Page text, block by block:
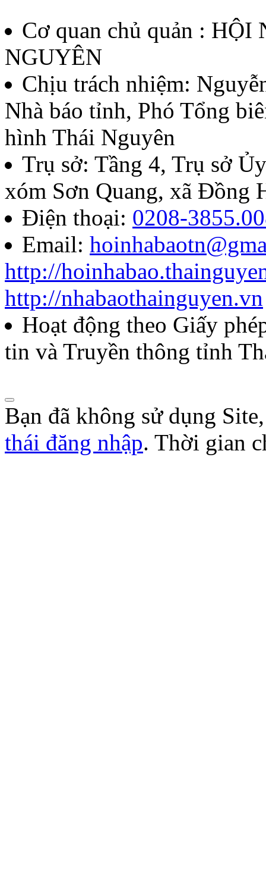
Cơ quan chủ quản :
NGUYÊN
Chịu trách nhiệm:
Nhà báo tỉnh, Phó Tổng
hình Thái Nguyên
Trụ sở: Tầng 4, Trụ sở
xóm Sơn Quang, xã Đồng
Điện thoại: 0208-
Email:
http://
http://nhabaothainguyen.vn
Hoạt động theo Giấy
tin và Truyền thông tỉnh
Bạn đã không sử dụng
thái đăng nhập. Thời gian